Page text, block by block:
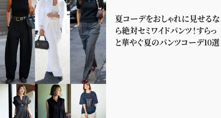
夏コーデをおしゃれに見せるな
ら絶対セミワイドパンツ！すらっ
と華やぐ夏のパンツコーデ10選